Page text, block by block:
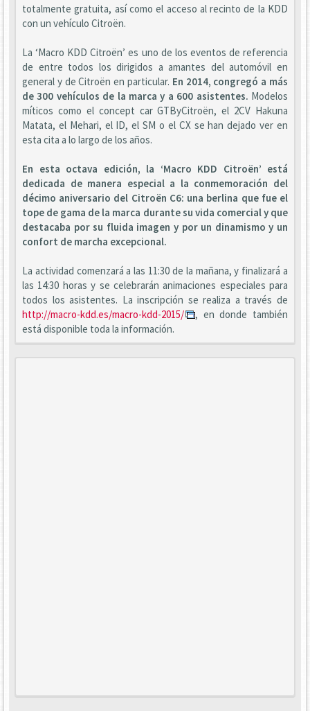
totalmente gratuita, así como el acceso al recinto de la KDD
con un vehículo Citroën.
La ‘Macro KDD Citroën’ es uno de los eventos de referencia
de entre todos los dirigidos a amantes del automóvil en
general y de Citroën en particular. En 2014, congregó a más
de 300 vehículos de la marca y a 600 asistentes. Modelos
míticos como el concept car GTByCitroën, el 2CV Hakuna
Matata, el Mehari, el ID, el SM o el CX se han dejado ver en
esta cita a lo largo de los años.
En esta octava edición, la ‘Macro KDD Citroën’ está
dedicada de manera especial a la conmemoración del
décimo aniversario del Citroën C6: una berlina que fue el
tope de gama de la marca durante su vida comercial y que
destacaba por su fluida imagen y por un dinamismo y un
confort de marcha excepcional.
La actividad comenzará a las 11:30 de la mañana, y finalizará a
las 14:30 horas y se celebrarán animaciones especiales para
todos los asistentes. La inscripción se realiza a través de
http://macro-kdd.es/macro-kdd-2015/
, en donde también
está disponible toda la información.